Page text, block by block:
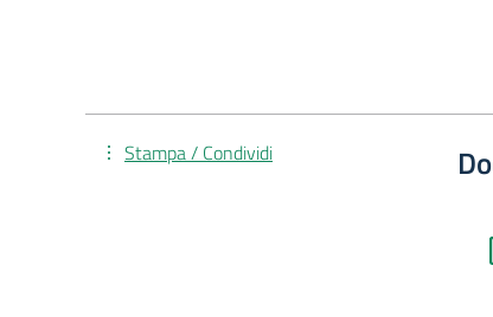
Stampa / Condividi